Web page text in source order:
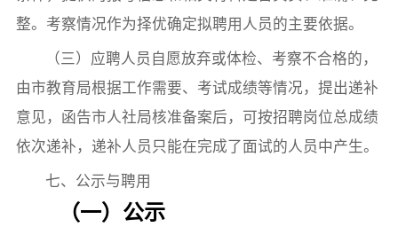
整。考察情况作为择优确定拟聘用人员的主要依据。
（三）应聘人员自愿放弃或体检、考察不合格的，
由市教育局根据工作需要、考试成绩等情况，提出递补
意见，函告市人社局核准备案后，可按招聘岗位总成绩
依次递补，递补人员只能在完成了面试的人员中产生。
七、公示与聘用
（一）公示